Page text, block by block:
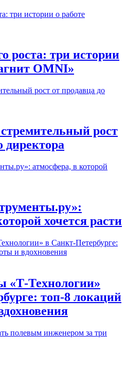
роста: три истории
OMNI»
рост
директора
хочется расти
«Т-Технологии»
топ-8 локаций